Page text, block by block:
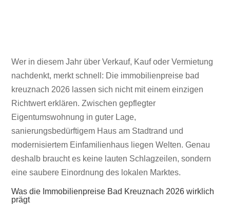
Immobilienpreise Bad Kreuznach
2026 im Check
Wer in diesem Jahr über Verkauf, Kauf oder Vermietung
nachdenkt, merkt schnell: Die immobilienpreise bad
kreuznach 2026 lassen sich nicht mit einem einzigen
Richtwert erklären. Zwischen gepflegter
Eigentumswohnung in guter Lage,
sanierungsbedürftigem Haus am Stadtrand und
modernisiertem Einfamilienhaus liegen Welten. Genau
deshalb braucht es keine lauten Schlagzeilen, sondern
eine saubere Einordnung des lokalen Marktes.
Was die Immobilienpreise Bad Kreuznach 2026 wirklich
prägt